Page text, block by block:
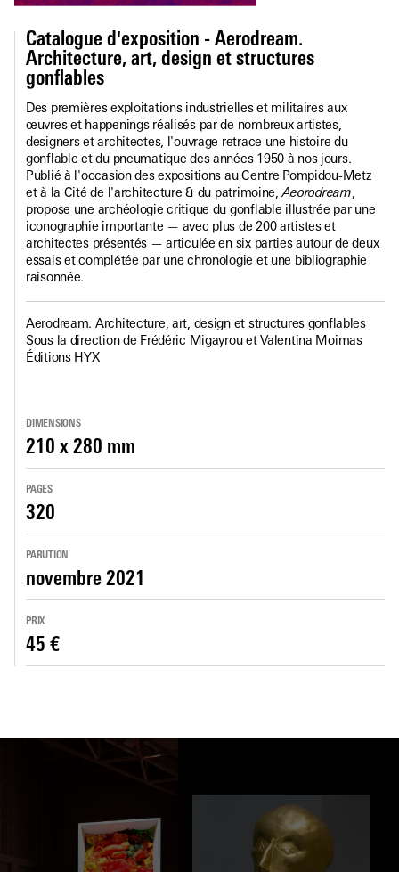
Catalogue d'exposition - Aerodream.
Architecture, art, design et structures
gonflables
Des premières exploitations industrielles et militaires aux
œuvres et happenings réalisés par de nombreux artistes,
designers et architectes, l'ouvrage retrace une histoire du
gonflable et du pneumatique des années 1950 à nos jours.
Publié à l'occasion des expositions au Centre Pompidou-Metz
et à la Cité de l'architecture & du patrimoine,Aeorodream,
propose une archéologie critique du gonflable illustrée par une
iconographie importante — avec plus de 200 artistes et
architectes présentés — articulée en six parties autour de deux
essais et complétée par une chronologie et une bibliographie
raisonnée.
Aerodream. Architecture, art, design et structures gonflables
Sous la direction de Frédéric Migayrou et Valentina Moimas
Éditions HYX
DIMENSIONS
210 x 280 mm
PAGES
320
PARUTION
novembre 2021
PRIX
45 €